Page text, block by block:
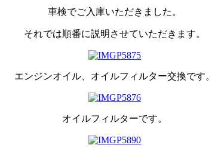
車検でご入庫いただきました。
それでは順番に説明させていただきます。
エンジンオイル、オイルフィルター交換です。
オイルフィルターです。